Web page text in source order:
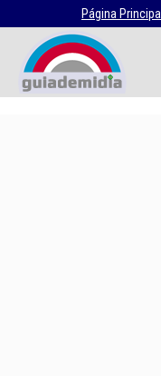
Página Principal